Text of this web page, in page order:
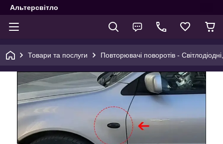
Альтерсвітло
Товари та послуги Повторювачі поворотів -